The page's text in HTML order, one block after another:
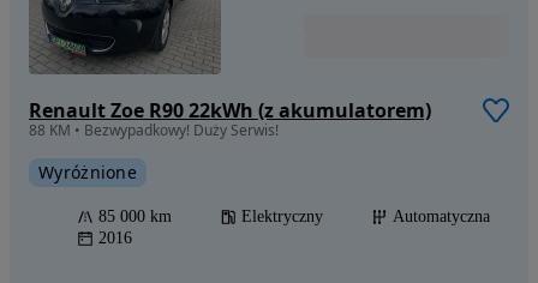
Renault Zoe R90 22kWh (z akumulatorem)
88 KM • Bezwypadkowy! Duży Serwis!
Wyróżnione
85 000 km Elektryczny
Automatyczna
2016